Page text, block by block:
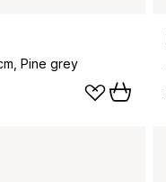
Pine grey